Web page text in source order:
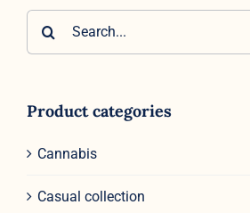
Product categories
Cannabis
Casual collection